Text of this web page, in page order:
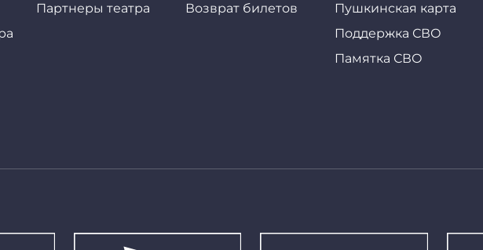
Партнеры театра Возврат билетов
Пушкинская карта
Поддержка СВО
Памятка СВО